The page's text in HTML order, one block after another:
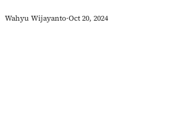
Wahyu Wijayanto·Oct 20, 2024